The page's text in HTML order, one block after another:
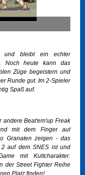
und bleibt ein echter
Noch heute kann das
Züge begeistern und
Runde gut. Im 2-Spieler
Spaß auf.
andere Beat'em'up Freak
mit dem Finger auf
Granaten zeigen - das
auf dem SNES ist und
mit Kultcharakter.
der Street Fighter Reihe